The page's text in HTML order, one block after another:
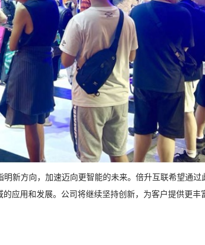
新方向，加速迈向更智能的未来。倍升互联希望通
应用和发展。公司将继续坚持创新，为客户提供更丰